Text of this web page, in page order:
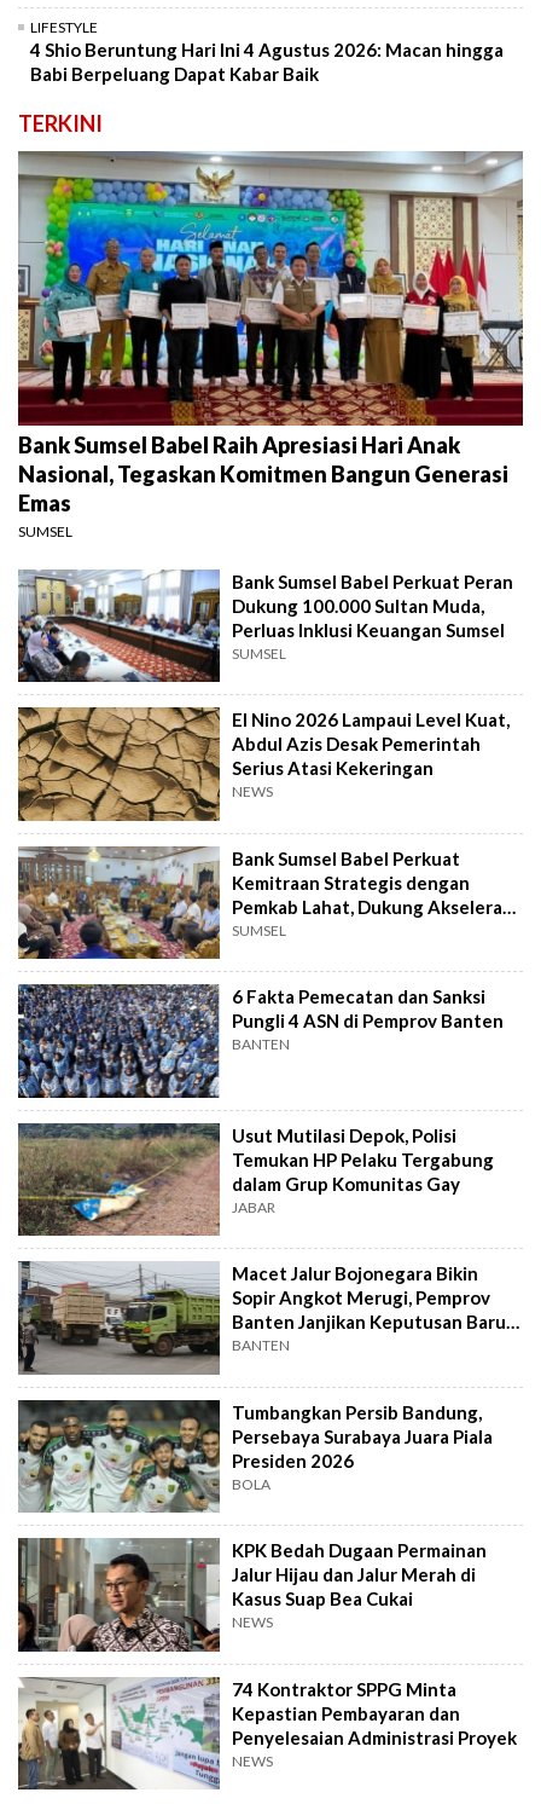
LIFESTYLE
4 Shio Beruntung Hari Ini 4 Agustus 2026: Macan hingga
Babi Berpeluang Dapat Kabar Baik
TERKINI
Bank Sumsel Babel Raih Apresiasi Hari Anak
Nasional, Tegaskan Komitmen Bangun Generasi
Emas
SUMSEL
Bank Sumsel Babel Perkuat Peran
Dukung 100.000 Sultan Muda,
Perluas Inklusi Keuangan Sumsel
SUMSEL
El Nino 2026 Lampaui Level Kuat,
Abdul Azis Desak Pemerintah
Serius Atasi Kekeringan
NEWS
Bank Sumsel Babel Perkuat
Kemitraan Strategis dengan
Pemkab Lahat, Dukung Akselerasi
Ekonomi Daerah
SUMSEL
6 Fakta Pemecatan dan Sanksi
Pungli 4 ASN di Pemprov Banten
BANTEN
Usut Mutilasi Depok, Polisi
Temukan HP Pelaku Tergabung
dalam Grup Komunitas Gay
JABAR
Macet Jalur Bojonegara Bikin
Sopir Angkot Merugi, Pemprov
Banten Janjikan Keputusan Baru 4
Hari Lagi
BANTEN
Tumbangkan Persib Bandung,
Persebaya Surabaya Juara Piala
Presiden 2026
BOLA
KPK Bedah Dugaan Permainan
Jalur Hijau dan Jalur Merah di
Kasus Suap Bea Cukai
NEWS
74 Kontraktor SPPG Minta
Kepastian Pembayaran dan
Penyelesaian Administrasi Proyek
NEWS